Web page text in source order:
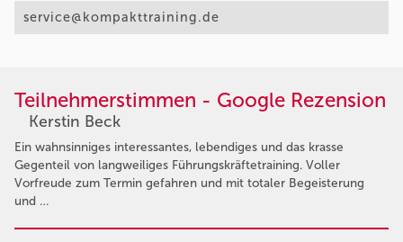
service@kompakttraining.de
Teilnehmerstimmen - Google Rezension
Kerstin Beck
Ein wahnsinniges interessantes, lebendiges und das krasse
Gegenteil von langweiliges Führungskräftetraining. Voller
Vorfreude zum Termin gefahren und mit totaler Begeisterung
und …